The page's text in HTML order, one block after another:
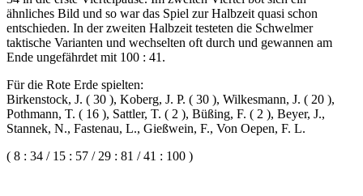
ähnliches Bild und so war das Spiel zur Halbzeit quasi schon
entschieden. In der zweiten Halbzeit testeten die Schwelmer
taktische Varianten und wechselten oft durch und gewannen am
Ende ungefährdet mit 100 : 41.
Für die Rote Erde spielten:
Birkenstock, J. ( 30 ), Koberg, J. P. ( 30 ), Wilkesmann, J. ( 20 ),
Pothmann, T. ( 16 ), Sattler, T. ( 2 ), Büßing, F. ( 2 ), Beyer, J.,
Stannek, N., Fastenau, L., Gießwein, F., Von Oepen, F. L.
( 8 : 34 / 15 : 57 / 29 : 81 / 41 : 100 )